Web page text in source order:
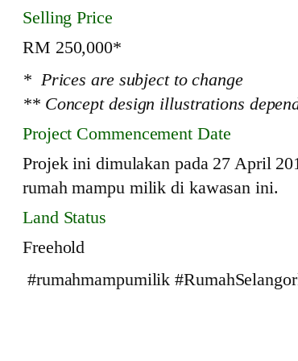
Selling Price
RM 250,000*
* Prices are subject to change
** Concept design illustrations
Project Commencement Date
Projek ini dimulakan pada 27 April
rumah mampu milik di kawasan ini.
Land Status
Freehold
#rumahmampumilik